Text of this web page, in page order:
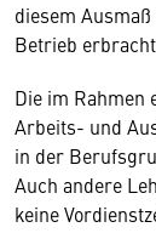
diesem
Betrieb
Die im Rahmen
Arbeits- und
in der
Auch andere
keine